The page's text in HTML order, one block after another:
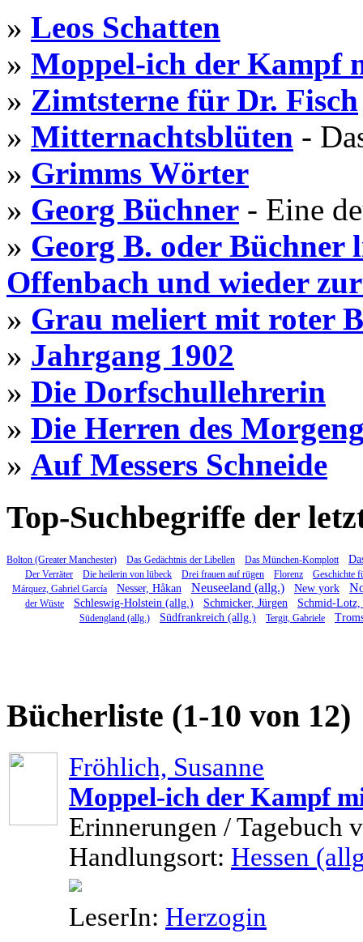
» Leos Schatten
» Moppel-ich der Kampf
» Zimtsterne für Dr. Fisch
» Mitternachtsblüten -
» Grimms Wörter
» Georg Büchner - Eine
» Georg B. oder Büchner
Offenbach und wieder
» Grau meliert mit roter
» Jahrgang 1902
» Die Dorfschullehrerin
» Die Herren des
» Auf Messers Schneide
Top-Suchbegriffe der
Bolton (Greater Manchester) Das Gedächtnis der Libellen Das München-Komplott
Der Verräter Die heilerin von lübeck Drei frauen auf rügen Florenz
Geschichte
Márquez, Gabriel García
Nesser, Håkan Neuseeland (allg.) New york
der Wüste Schleswig-Holstein (allg.) Schmicker, Jürgen Schmid-Lotz,
Südengland (allg.) Südfrankreich (allg.) Tergit, Gabriele
Bücherliste (1-10 von 12)
Fröhlich, Susanne
Moppel-ich der Kampf
Erinnerungen / Tagebuch
Handlungsort: Hessen
LeserIn: Herzogin